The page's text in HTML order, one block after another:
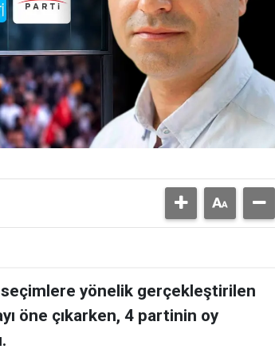
yönelik gerçekleştirilen
öne çıkarken, 4 partinin oy